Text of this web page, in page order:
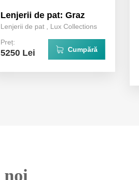
Lenjerii de pat: Graz
Lenjerii de pat
Lux Collections
Preț:
5250 Lei Cumpără
noi